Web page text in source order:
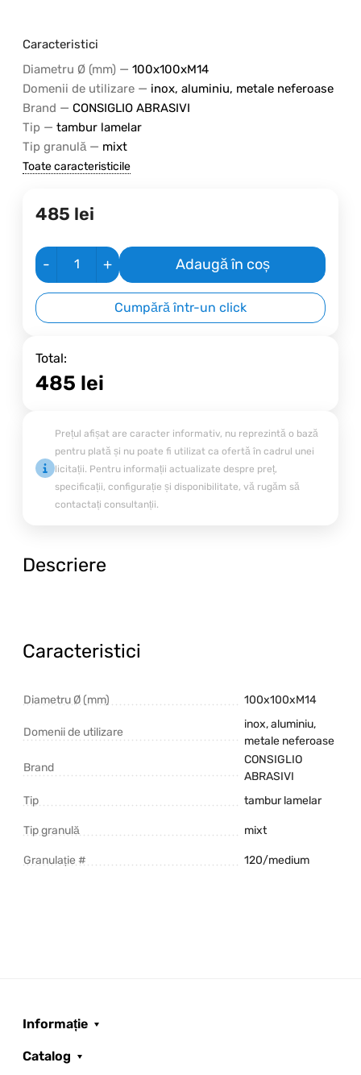
Caracteristici
Diametru Ø (mm) — 100x100xM14
Domenii de utilizare — inox, aluminiu, metale neferoase
Brand — CONSIGLIO ABRASIVI
Tip — tambur lamelar
Tip granulă — mixt
Toate caracteristicile
485 lei
- + Adaugă în coș
Cumpără într-un click
Total:
485 lei
Prețul afișat are caracter informativ, nu reprezintă o bază
pentru plată și nu poate fi utilizat ca ofertă în cadrul unei
licitații. Pentru informații actualizate despre preț,
specificații, configurație și disponibilitate, vă rugăm să
contactați consultanții.
Descriere
Caracteristici
Diametru Ø (mm) 100x100xM14
Domenii de utilizare
inox, aluminiu,
metale neferoase
Brand
CONSIGLIO
ABRASIVI
Tip
tambur lamelar
Tip granulă mixt
Granulație # 120/medium
Informație
Catalog